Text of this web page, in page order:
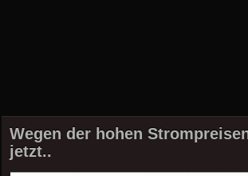
Wegen der hohen
jetzt..